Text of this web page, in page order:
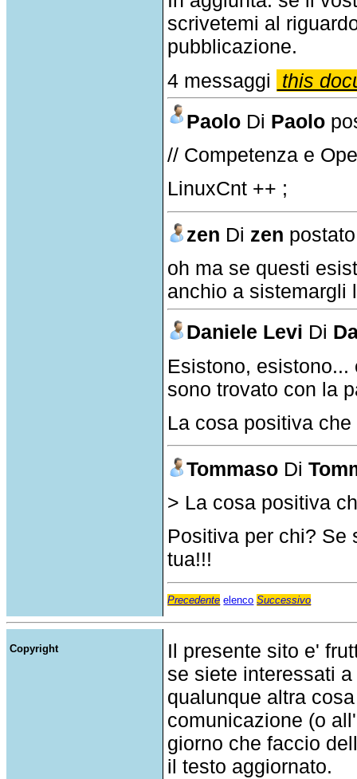
scrivetemi al
pubblicazione.
4 messaggi
this
Paolo Di Paolo
// Competenza e
LinuxCnt ++ ;
zen Di zen
oh ma se questi
anchio a sistemargli
Daniele Levi Di
Esistono, esistono...
sono trovato con la
La cosa positiva
Tommaso Di
> La cosa positiva
Positiva per chi? Se
tua!!!
Precedente elenco Successivo
Copyright
Il presente sito e'
se siete interessati
qualunque altra
comunicazione (o
giorno che faccio
il testo aggiornato.